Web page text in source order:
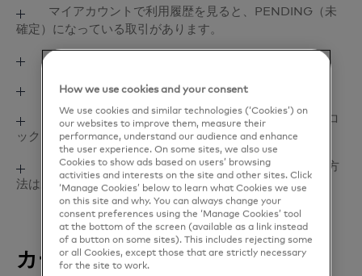
海外ATMでの残高照会は為替レートの影響で日々変わ
り、実際の残高と異なる場合があります。残高は常に
マイアカウントでご確認ください。
マイアカウントで利用履歴を見ると、PENDING（未
確定）になっている取引があります。
取引が確定するまで数日かかることがあります。その
わります。
有効期限はどうすれば確認できますか？
カードの有効期限は、カードの表面に印字されていま
す。
有効期限が切れますと、カードを使用してのショッピ
ングや海外ATMから現地通貨での引き出しができなく
なります。期限切れのカードにチャージしないように
してください。。
余った残高はどうしたらよいですか？
カードの有効期限は最長5年間です。次回のご渡航で
ご利用いただけます。しばらくカードをご利用される
予定がない場合は、カード残高の払戻しも可能です。
マイアカウントのパスワードを忘れた場合、またはロ
ックされた場合、どうすればよいのですか？
マイアカウントのログイン画面の「パスワードをお忘
れですか？」からパスワードの再設定をお願いいたし
ます。
なお、マイアカウントがロックされてもカード自体は
ご利用いただけます。
暗証番号（PIN）を忘れてしまいました。 確認する方
法はありますか？
暗証番号をお忘れになった場合は、マイアカウントの
「各種設定」の「カード管理」、またはカードサービ
スの自動音声案内でご確認いただけます。セキュリテ
ィ上の観点により、お電話でお問い合わせいただいて
カード利用
How we use cookies and your consent
We use cookies and similar technologies (‘Cookies’) on
our websites to improve them, measure their
performance, understand our audience and enhance
the user experience. On some sites, we also use
Cookies to show ads based on users’ browsing
activities and interests on the site and other sites. Click
‘Manage Cookies’ below to learn what Cookies we use
on this site and why. You can always change your
consent preferences using the ‘Manage Cookies’ tool
at the bottom of the screen (available as a link instead
of a button on some sites). This includes rejecting some
or all Cookies, except those that are strictly necessary
for the site to work.